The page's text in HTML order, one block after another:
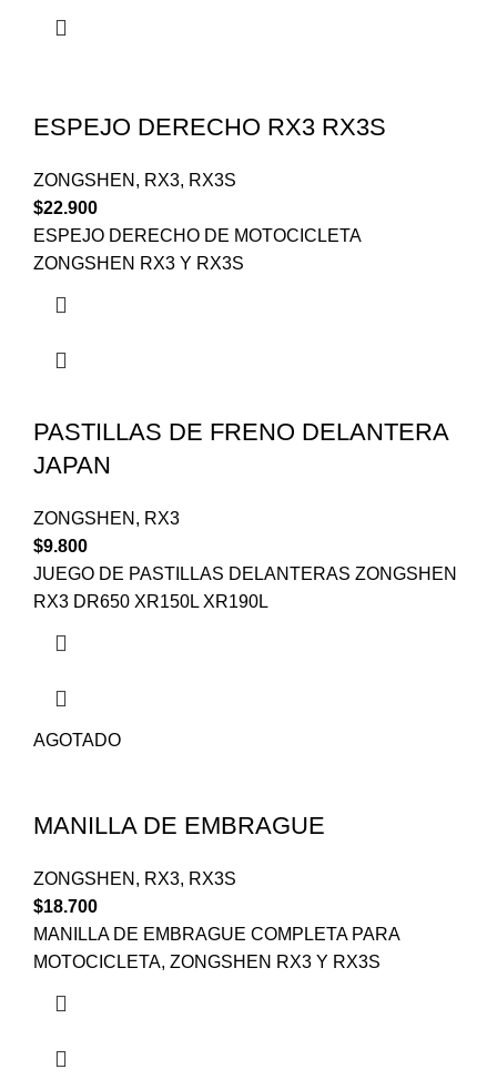
ESPEJO DERECHO RX3 RX3S
ZONGSHEN , RX3, RX3S
$22.900
ESPEJO DERECHO DE MOTOCICLETA
ZONGSHEN RX3 Y RX3S
PASTILLAS DE FRENO DELANTERA
JAPAN
ZONGSHEN , RX3
$9.800
JUEGO DE PASTILLAS DELANTERAS ZONGSHEN
RX3 DR650 XR150L XR190L
AGOTADO
MANILLA DE EMBRAGUE
ZONGSHEN , RX3, RX3S
$18.700
MANILLA DE EMBRAGUE COMPLETA PARA
MOTOCICLETA, ZONGSHEN RX3 Y RX3S